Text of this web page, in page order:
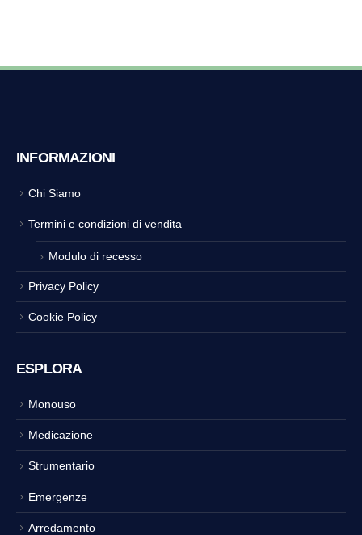
INFORMAZIONI
Chi Siamo
Termini e condizioni di vendita
Modulo di recesso
Privacy Policy
Cookie Policy
ESPLORA
Monouso
Medicazione
Strumentario
Emergenze
Arredamento